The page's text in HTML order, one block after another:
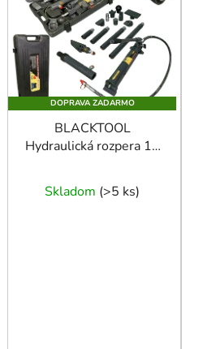
s
p
r
o
d DOPRAVA ZADARMO
BLACKTOOL
Hydraulická rozpera 10
Skladom (>5 ks)